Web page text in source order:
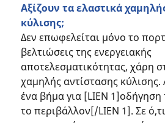
Αξίζουν τα ελαστικά
κύλισης;
Δεν επωφελείται μόνο το
βελτιώσεις της ενεργειακής
αποτελεσματικότητας, χάρη
χαμηλής αντίστασης
ένα βήμα για [LIEN 1]οδήγηση
το περιβάλλον[/LIEN 1]. Σε